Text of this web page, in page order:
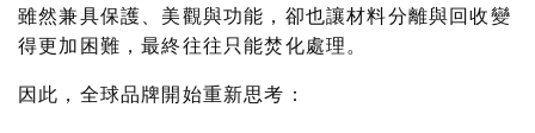
雖然兼具保護、美觀與功能，卻也讓材料分離與回收變
得更加困難，最終往往只能焚化處理。
因此，全球品牌開始重新思考：